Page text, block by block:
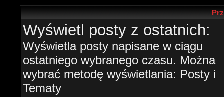
Wyświetl posty z ostatnich:
Wyświetla posty napisane w ciągu
ostatniego wybranego czasu. Można
wybrać metodę wyświetlania: Posty i
Tematy